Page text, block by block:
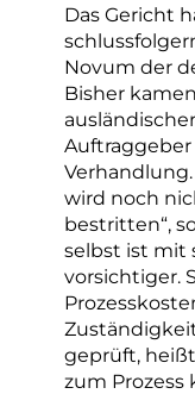
Das Gericht
Novum der
Bisher
wird noch
bestritten“,
selbst ist mit
vorsichtiger.
geprüft,
zum